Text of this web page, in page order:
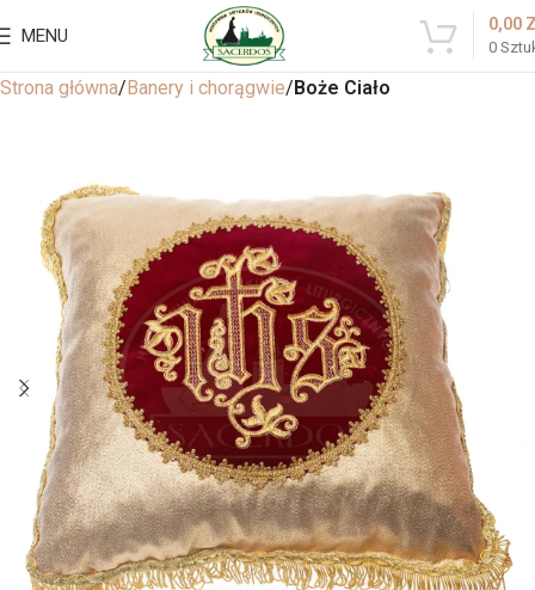
MENU
0
0,00
Strona główna Banery i chorągwie Boże Ciało